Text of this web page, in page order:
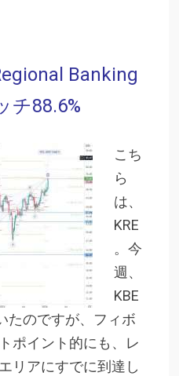
Banking
チ88.6%
こち
ら
は、
KRE
。今
週、
KBE
たのですが、フィボ
ポイント的にも、レ
リアにすでに到達し